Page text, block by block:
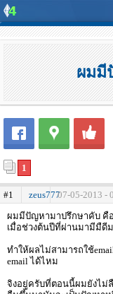
ผมมี
1
#1 zeus77707-05-2013 -
ผมมีปัญหามาปรึกษาคับ คื
เมื่อช่วงต้นปีที่ผ่านมามีมืดี
ทำให้ผลไม่สามารถใช้
email ได้ไหม
จิงอยู่ครับที่ตอนนี้ผมยังไม่ลื